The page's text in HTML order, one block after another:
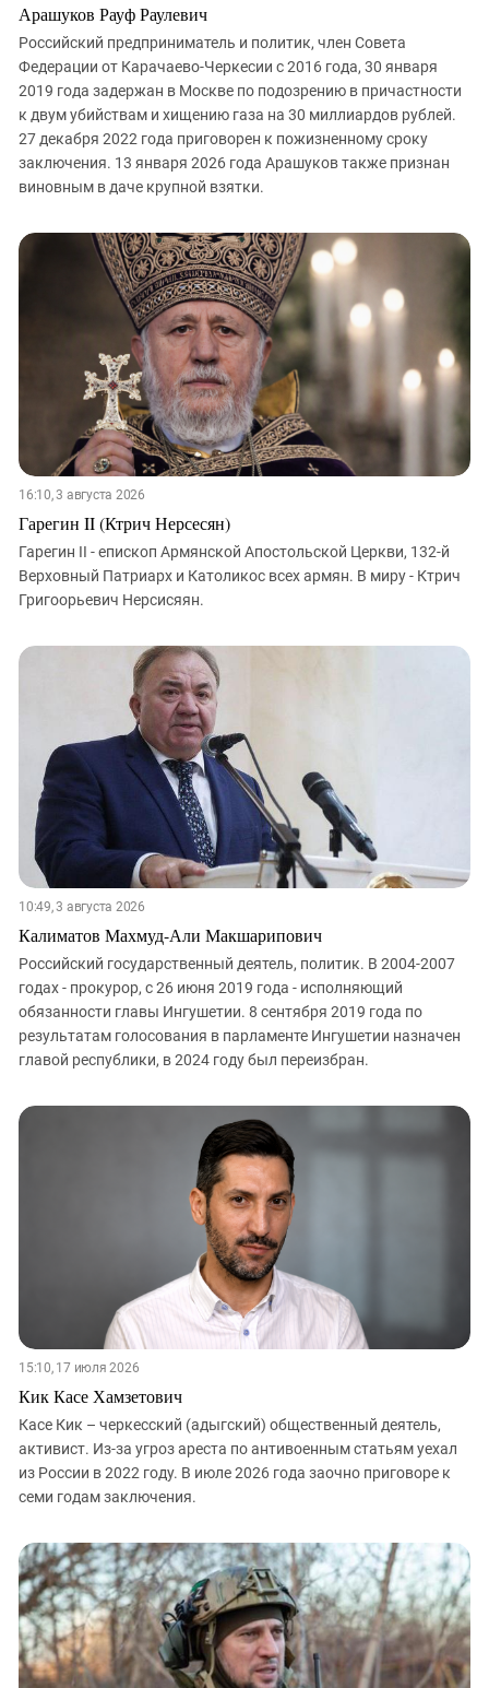
Арашуков Рауф Раулевич
Российский предприниматель и политик, член Совета
Федерации от Карачаево-Черкесии с 2016 года, 30 января
2019 года задержан в Москве по подозрению в причастности
к двум убийствам и хищению газа на 30 миллиардов рублей.
27 декабря 2022 года приговорен к пожизненному сроку
заключения. 13 января 2026 года Арашуков также признан
виновным в даче крупной взятки.
16:10, 3 августа 2026
Гарегин II (Ктрич Нерсесян)
Гарегин II - епископ Армянской Апостольской Церкви, 132-й
Верховный Патриарх и Католикос всех армян. В миру - Ктрич
Григоорьевич Нерсисяян.
10:49, 3 августа 2026
Калиматов Махмуд-Али Макшарипович
Российский государственный деятель, политик. В 2004-2007
годах - прокурор, с 26 июня 2019 года - исполняющий
обязанности главы Ингушетии. 8 сентября 2019 года по
результатам голосования в парламенте Ингушетии назначен
главой республики, в 2024 году был переизбран.
15:10, 17 июля 2026
Кик Касе Хамзетович
Касе Кик – черкесский (адыгский) общественный деятель,
активист. Из-за угроз ареста по антивоенным статьям уехал
из России в 2022 году. В июле 2026 года заочно приговоре к
семи годам заключения.